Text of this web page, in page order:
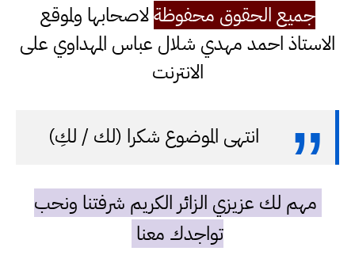
جميع الحقوق محفوظةلاصحابها ولموقع
الاستاذ احمد مهدي شلال عباس المهداوي على
الانترنت
انتهى الموضوع شكرا (لك / لكِ)
مهم لك عزيزي الزائر الكريم شرفتنا ونحب
تواجدك معنا